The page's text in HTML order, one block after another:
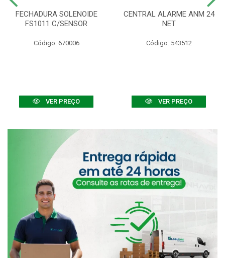
FECHADURA SOLENOIDE
FS1011 C/SENSOR
Código: 670006
VER PREÇO
CENTRAL ALARME ANM 24
NET
Código: 543512
VER PREÇO